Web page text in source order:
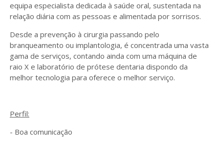
equipa especialista dedicada à saúde oral, sustentada na
relação diária com as pessoas e alimentada por sorrisos.
Desde a prevenção à cirurgia passando pelo
branqueamento ou implantologia, é concentrada uma vasta
gama de serviços, contando ainda com uma máquina de
raio X e laboratório de prótese dentaria dispondo da
melhor tecnologia para oferece o melhor serviço.
Perfil:
- Boa comunicação